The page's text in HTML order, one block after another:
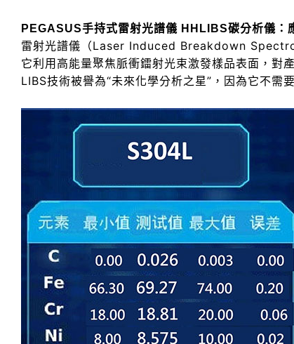
PEGASUS手持式雷射光譜儀 HHLIBS碳分析儀：
雷射光譜儀（Laser Induced Breakdown
它利用高能量聚焦脈衝鐳射光束激發樣品表面，對
LIBS技術被譽為“未來化學分析之星”，因為它不需